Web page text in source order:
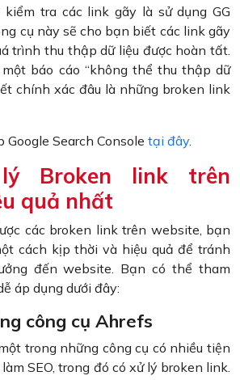
tra các link gãy là sử dụng GG
cụ này sẽ cho bạn biết các link gãy
trình thu thập dữ liệu được hoàn tất.
báo cáo “không thể thu thập dữ
chính xác đâu là những broken link
Search Console tại đây.
Broken link trên
quả nhất
các broken link trên website, bạn
cách kịp thời và hiệu quả để tránh
đến website. Bạn có thể tham
áp dụng dưới đây:
công cụ Ahrefs
trong những công cụ có nhiều tiện
SEO, trong đó có xử lý broken link.